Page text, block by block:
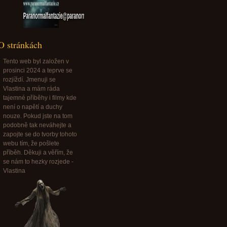
Paranormalfantazie@paranormalfantazie.cz
stránkách
Tento web byl založen v
prosinci 2024 a teprve se
rozjíždí. Jmenuji se
Vlastina a mám ráda
tajemné příběhy i filmy kde
není o napětí a duchy
nouze. Pokud jste na tom
podobně tak neváhejte a
zapojte se do tvorby tohoto
webu tím, že pošlete
příběh. Děkuji a věřím, že
se nám to hezky rozjede -
Vlastina